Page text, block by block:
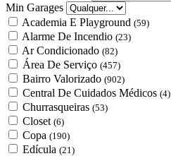
Min Garages
Academia E Playground (59)
Alarme De Incendio (23)
Ar Condicionado (82)
Área De Serviço (457)
Bairro Valorizado (902)
Central De Cuidados Médicos (4)
Churrasqueiras (53)
Closet (6)
Copa (190)
Edícula (21)